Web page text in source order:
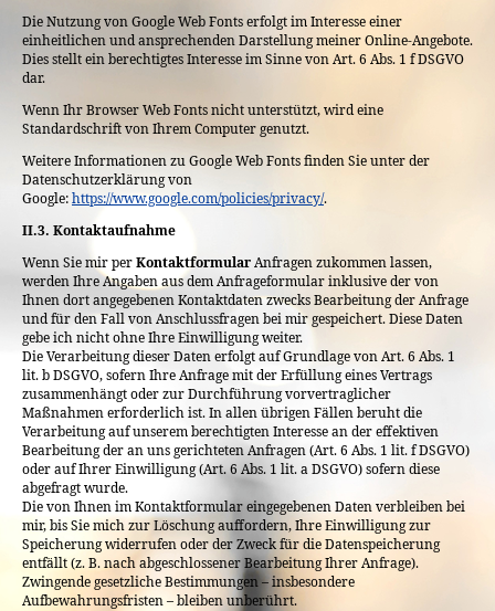
Die Nutzung von Google Web Fonts erfolgt im Interesse einer
einheitlichen und ansprechenden Darstellung meiner Online-Angebote.
Dies stellt ein berechtigtes Interesse im Sinne von Art. 6 Abs. 1 f DSGVO
dar.
Wenn Ihr Browser Web Fonts nicht unterstützt, wird eine
Standardschrift von Ihrem Computer genutzt.
Weitere Informationen zu Google Web Fonts finden Sie unter der
Datenschutzerklärung von
Google:https://www.google.com/policies/privacy/.
II.3. Kontaktaufnahme
Wenn Sie mir perKontaktformularAnfragen zukommen lassen,
werden Ihre Angaben aus dem Anfrageformular inklusive der von
Ihnen dort angegebenen Kontaktdaten zwecks Bearbeitung der Anfrage
und für den Fall von Anschlussfragen bei mir gespeichert. Diese Daten
gebe ich nicht ohne Ihre Einwilligung weiter.
Die Verarbeitung dieser Daten erfolgt auf Grundlage von Art. 6 Abs. 1
lit. b DSGVO, sofern Ihre Anfrage mit der Erfüllung eines Vertrags
zusammenhängt oder zur Durchführung vorvertraglicher
Maßnahmen erforderlich ist. In allen übrigen Fällen beruht die
Verarbeitung auf unserem berechtigten Interesse an der effektiven
Bearbeitung der an uns gerichteten Anfragen (Art. 6 Abs. 1 lit. f DSGVO)
oder auf Ihrer Einwilligung (Art. 6 Abs. 1 lit. a DSGVO) sofern diese
abgefragt wurde.
Die von Ihnen im Kontaktformular eingegebenen Daten verbleiben bei
mir, bis Sie mich zur Löschung auffordern, Ihre Einwilligung zur
Speicherung widerrufen oder der Zweck für die Datenspeicherung
entfällt (z. B. nach abgeschlossener Bearbeitung Ihrer Anfrage).
Zwingende gesetzliche Bestimmungen – insbesondere
Aufbewahrungsfristen – bleiben unberührt.